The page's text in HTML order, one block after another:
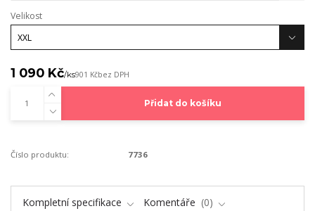
Velikost
1 090 Kč/ks901 Kčbez DPH
Přidat do košíku
Číslo produktu: 7736
Kompletní specifikace Komentáře 0